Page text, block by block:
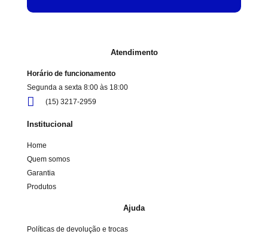
Atendimento
Horário de funcionamento
Segunda a sexta 8:00 às 18:00
(15) 3217-2959
Institucional
Home
Quem somos
Garantia
Produtos
Ajuda
Políticas de devolução e trocas